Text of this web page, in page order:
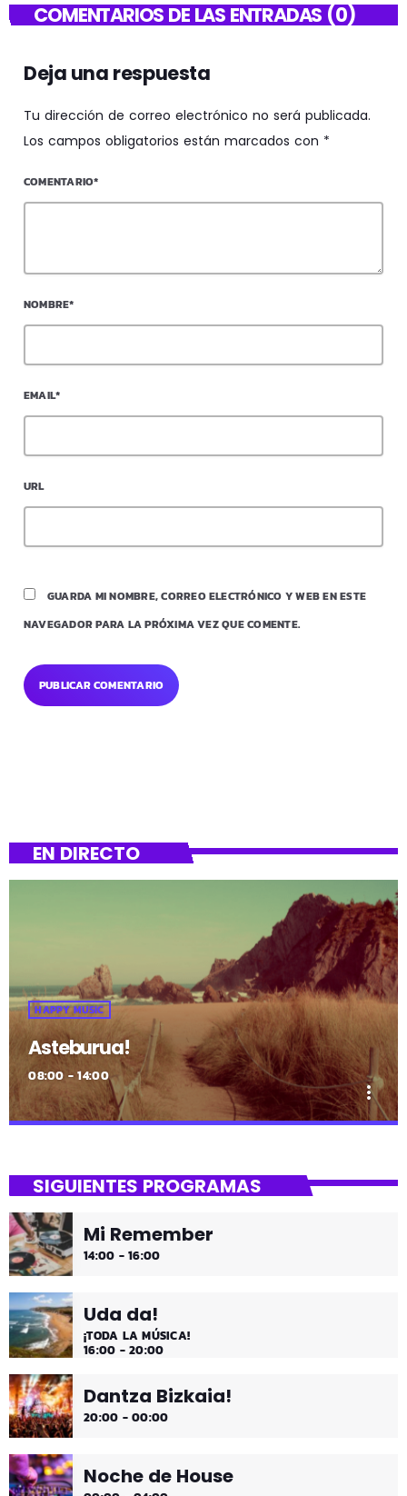
COMENTARIOS DE LAS ENTRADAS (0)
Deja una respuesta
Tu dirección de correo electrónico no será publicada.
Los campos obligatorios están marcados con *
COMENTARIO*
NOMBRE*
EMAIL*
URL
GUARDA MI NOMBRE, CORREO ELECTRÓNICO Y WEB EN ESTE
NAVEGADOR PARA LA PRÓXIMA VEZ QUE COMENTE.
EN DIRECTO
HAPPY MUSIC
Asteburua!
08:00 - 14:00
more_vert
¡Es fin de semana!
¡Música y más música los fines de semana!
SIGUIENTES PROGRAMAS
Mi Remember
14:00 - 16:00
Uda da!
¡TODA LA MÚSICA!
16:00 - 20:00
Dantza Bizkaia!
20:00 - 00:00
Noche de House